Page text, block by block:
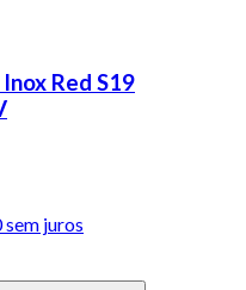
Red S19
sem juros